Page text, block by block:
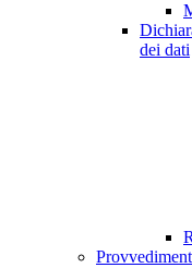
dei dati